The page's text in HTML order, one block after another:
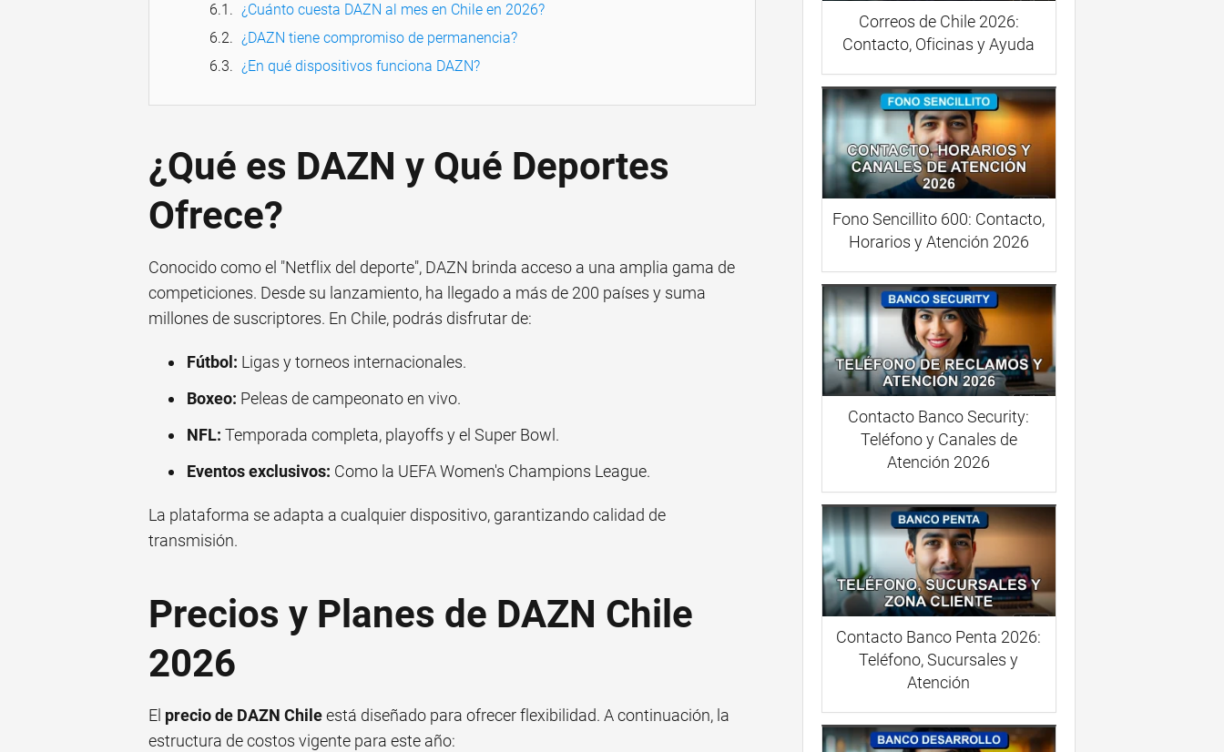
¿Cuánto cuesta DAZN al mes en Chile en 2026?
¿DAZN tiene compromiso de permanencia?
¿En qué dispositivos funciona DAZN?
¿Qué es DAZN y Qué Deportes
Ofrece?
Conocido como el "Netflix del deporte", DAZN brinda acceso a una amplia gama de
competiciones. Desde su lanzamiento, ha llegado a más de 200 países y suma
millones de suscriptores. En Chile, podrás disfrutar de:
Fútbol: Ligas y torneos internacionales.
Boxeo: Peleas de campeonato en vivo.
NFL: Temporada completa, playoffs y el Super Bowl.
Eventos exclusivos: Como la UEFA Women's Champions League.
La plataforma se adapta a cualquier dispositivo, garantizando calidad de
transmisión.
Precios y Planes de DAZN Chile
2026
El precio de DAZN Chileestá diseñado para ofrecer flexibilidad. A continuación, la
estructura de costos vigente para este año:
Correos de Chile 2026:
Contacto, Oficinas y Ayuda
Fono Sencillito 600: Contacto,
Horarios y Atención 2026
Contacto Banco Security:
Teléfono y Canales de
Atención 2026
Contacto Banco Penta 2026:
Teléfono, Sucursales y
Atención